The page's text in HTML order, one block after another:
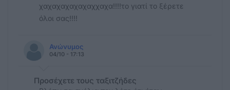
χαχαχαχαχαχαχχαχα!!!!το γιατί το ξέρετε
όλοι σας!!!!
Ανώνυμος
04/10 - 17:13
Προσέχετε τους ταξιτζήδες